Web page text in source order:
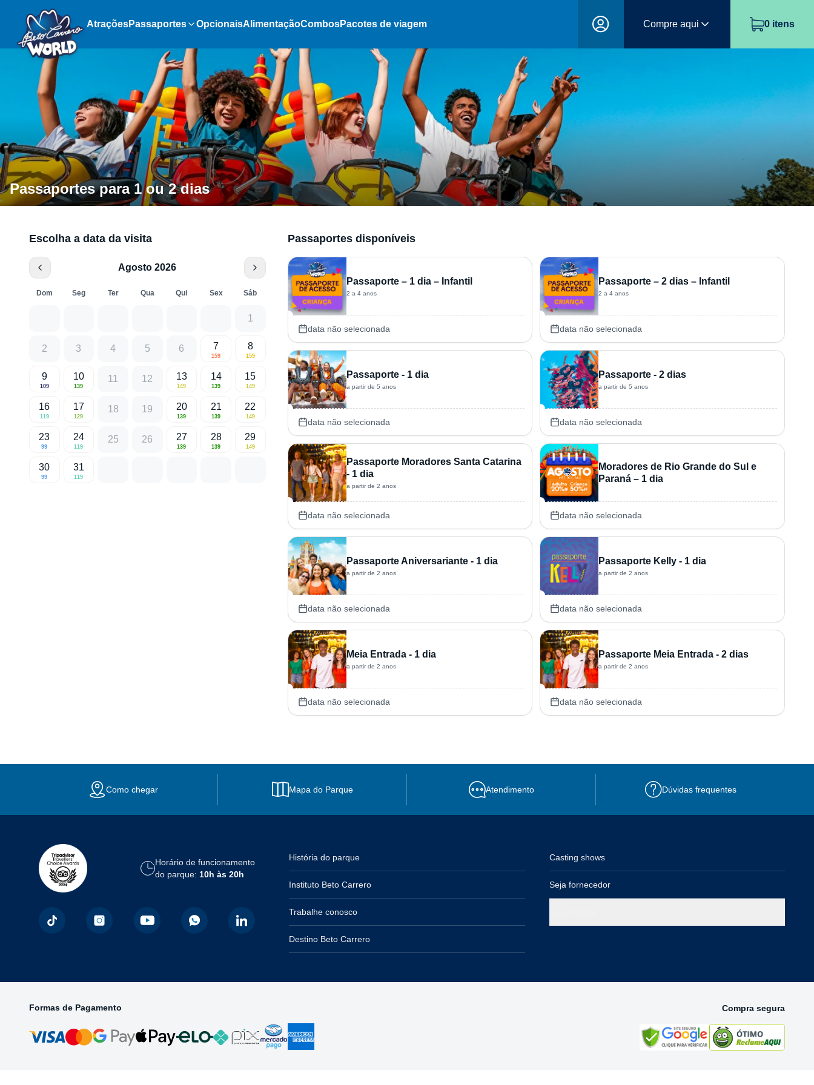
AtraçõesPassaportes OpcionaisAlimentaçãoCombosPacotes de viagem Compre aqui 0 itens
Passaportes para 1 ou 2 dias
Escolha a data da visita
Agosto 2026
Dom Seg Ter Qua Qui Sex Sáb
1
2 3 4 5 6 7
159
8
159
9
109
10
139
11 12 13
149
14
139
15
149
16
119
17
129
18 19 20
139
21
139
22
149
23
99
24
119
25 26 27
139
28
139
29
149
30
99
31
119
Passaportes disponíveis
Passaporte – 1 dia – Infantil
2 a 4 anos
data não selecionada
Passaporte – 2 dias – Infantil
2 a 4 anos
data não selecionada
Passaporte - 1 dia
a partir de 5 anos
data não selecionada
Passaporte - 2 dias
a partir de 5 anos
data não selecionada
Passaporte Moradores Santa Catarina
- 1 dia
a partir de 2 anos
data não selecionada
Moradores de Rio Grande do Sul e
Paraná – 1 dia
data não selecionada
Passaporte Aniversariante - 1 dia
a partir de 2 anos
data não selecionada
Passaporte Kelly - 1 dia
a partir de 2 anos
data não selecionada
Meia Entrada - 1 dia
a partir de 2 anos
data não selecionada
Passaporte Meia Entrada - 2 dias
a partir de 2 anos
data não selecionada
Como chegar Mapa do Parque Atendimento Dúvidas frequentes
Horário de funcionamento
do parque: 10h às 20h
História do parque
Instituto Beto Carrero
Trabalhe conosco
Destino Beto Carrero
Casting shows
Seja fornecedor
Formas de Pagamento Compra segura